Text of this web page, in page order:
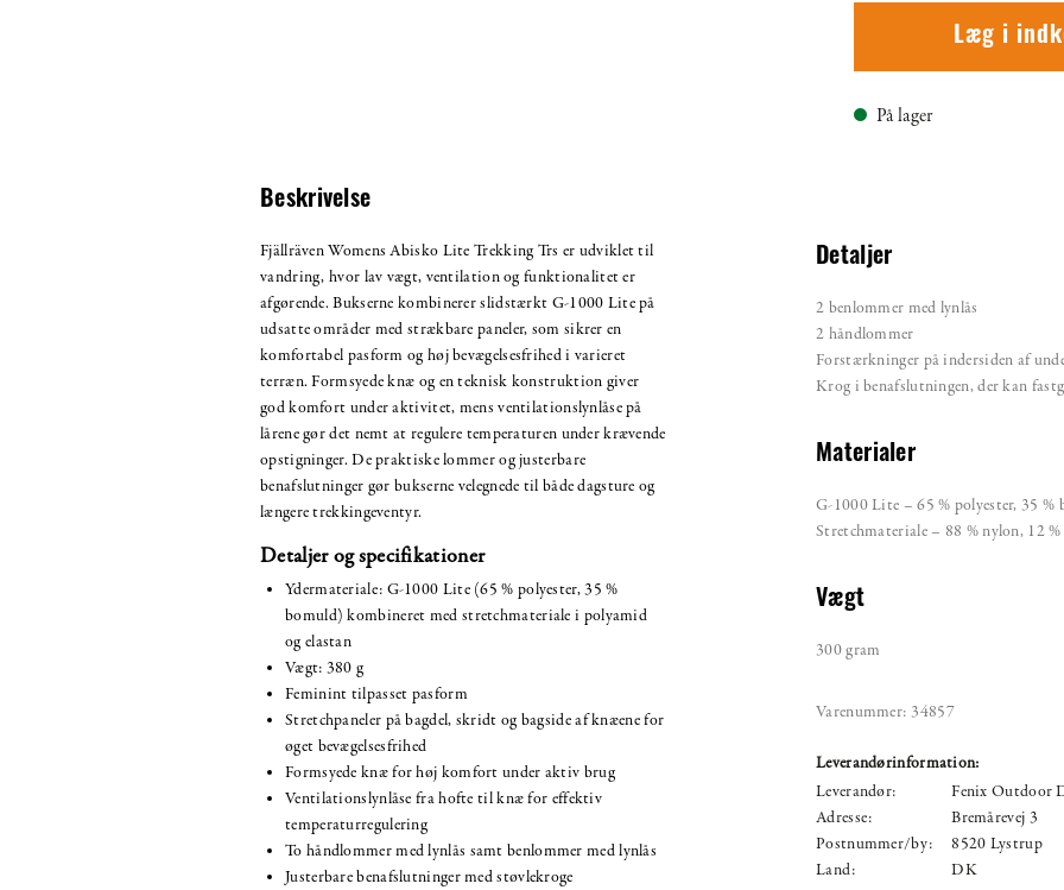
Læg i
På lager
Beskrivelse
Fjällräven Womens Abisko Lite Trekking Trs er udviklet til
vandring, hvor lav vægt, ventilation og funktionalitet er
afgørende. Bukserne kombinerer slidstærkt G-1000 Lite på
udsatte områder med strækbare paneler, som sikrer en
komfortabel pasform og høj bevægelsesfrihed i varieret
terræn. Formsyede knæ og en teknisk konstruktion giver
god komfort under aktivitet, mens ventilationslynlåse på
lårene gør det nemt at regulere temperaturen under krævende
opstigninger. De praktiske lommer og justerbare
benafslutninger gør bukserne velegnede til både dagsture og
længere trekkingeventyr.
Detaljer og specifikationer
Ydermateriale: G-1000 Lite (65 % polyester, 35 %
bomuld) kombineret med stretchmateriale i polyamid
og elastan
Vægt: 380 g
Feminint tilpasset pasform
Stretchpaneler på bagdel, skridt og bagside af knæene for
øget bevægelsesfrihed
Formsyede knæ for høj komfort under aktiv brug
Ventilationslynlåse fra hofte til knæ for effektiv
temperaturregulering
To håndlommer med lynlås samt benlommer med lynlås
Justerbare benafslutninger med støvlekroge
Detaljer
2 benlommer med lynlås
2 håndlommer
Forstærkninger på indersiden af
Krog i benafslutningen, der kan
Materialer
G-1000 Lite – 65 % polyester, 35 %
Stretchmateriale – 88 % nylon, 12 %
Vægt
300 gram
Varenummer: 34857
Leverandørinformation:
Leverandør:
Fenix Outdoor
Adresse:
Bremårevej 3
Postnummer/by:
8520 Lystrup
Land:
DK